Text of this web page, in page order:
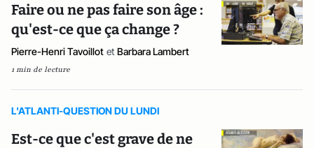
Faire ou ne pas faire son âge :
qu'est-ce que ça change ?
Pierre-Henri Tavoillot et Barbara Lambert
1 min de lecture
L'ATLANTI-QUESTION DU LUNDI
Est-ce que c'est grave de ne